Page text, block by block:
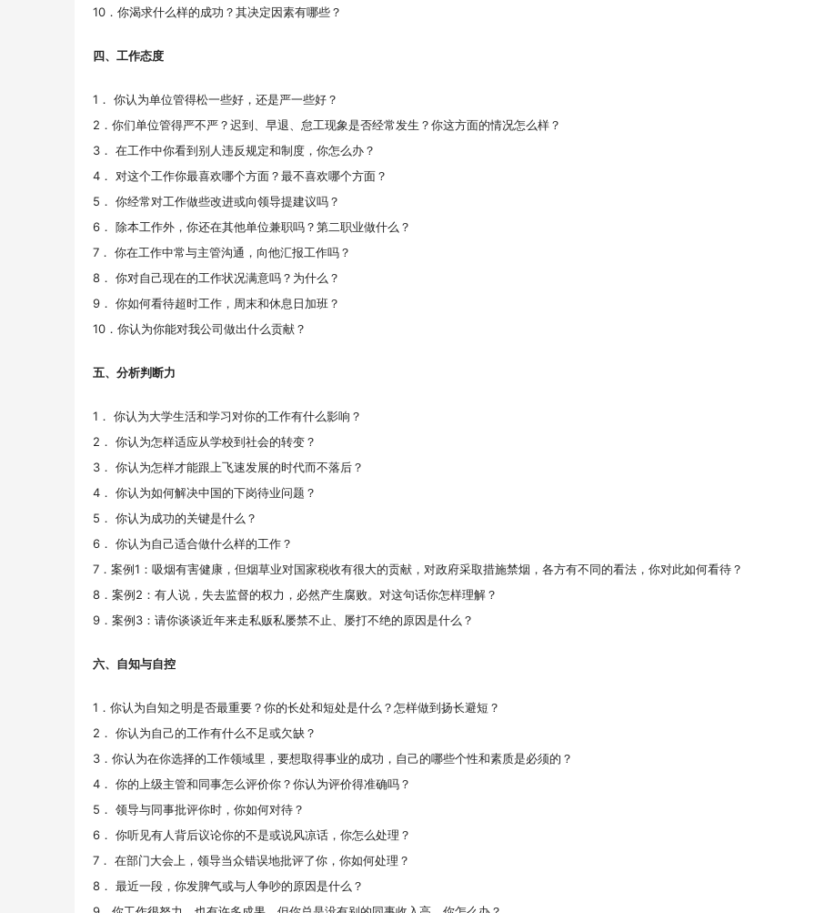
10．你渴求什么样的成功？其决定因素有哪些？
四、工作态度
1． 你认为单位管得松一些好，还是严一些好？
2．你们单位管得严不严？迟到、早退、怠工现象是否经常发生？你这方面的情况怎么样？
3． 在工作中你看到别人违反规定和制度，你怎么办？
4． 对这个工作你最喜欢哪个方面？最不喜欢哪个方面？
5． 你经常对工作做些改进或向领导提建议吗？
6． 除本工作外，你还在其他单位兼职吗？第二职业做什么？
7． 你在工作中常与主管沟通，向他汇报工作吗？
8． 你对自己现在的工作状况满意吗？为什么？
9． 你如何看待超时工作，周末和休息日加班？
10．你认为你能对我公司做出什么贡献？
五、分析判断力
1． 你认为大学生活和学习对你的工作有什么影响？
2． 你认为怎样适应从学校到社会的转变？
3． 你认为怎样才能跟上飞速发展的时代而不落后？
4． 你认为如何解决中国的下岗待业问题？
5． 你认为成功的关键是什么？
6． 你认为自己适合做什么样的工作？
7．案例1：吸烟有害健康，但烟草业对国家税收有很大的贡献，对政府采取措施禁烟，各方有不同的看法，你对此如何看待？
8．案例2：有人说，失去监督的权力，必然产生腐败。对这句话你怎样理解？
9．案例3：请你谈谈近年来走私贩私屡禁不止、屡打不绝的原因是什么？
六、自知与自控
1．你认为自知之明是否最重要？你的长处和短处是什么？怎样做到扬长避短？
2． 你认为自己的工作有什么不足或欠缺？
3．你认为在你选择的工作领域里，要想取得事业的成功，自己的哪些个性和素质是必须的？
4． 你的上级主管和同事怎么评价你？你认为评价得准确吗？
5． 领导与同事批评你时，你如何对待？
6． 你听见有人背后议论你的不是或说风凉话，你怎么处理？
7． 在部门大会上，领导当众错误地批评了你，你如何处理？
8． 最近一段，你发脾气或与人争吵的原因是什么？